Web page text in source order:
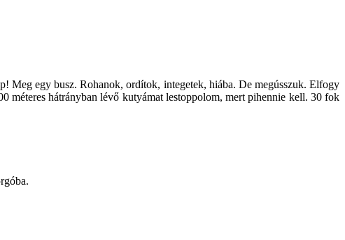
Meg egy busz. Rohanok, ordítok, integetek, hiába. De megússzuk. Elfogy
méteres hátrányban lévő kutyámat lestoppolom, mert pihennie kell. 30 fok